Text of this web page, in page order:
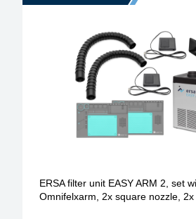
ERSA filter unit EASY ARM 2, set
Omnifelxarm, 2x square nozzle,